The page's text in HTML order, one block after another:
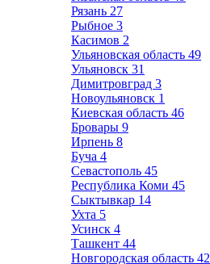
Рязань 27
Рыбное 3
Касимов 2
Ульяновская область 49
Ульяновск 31
Димитровград 3
Новоульяновск 1
Киевская область 46
Бровары 9
Ирпень 8
Буча 4
Севастополь 45
Республика Коми 45
Сыктывкар 14
Ухта 5
Усинск 4
Ташкент 44
Новгородская область 42